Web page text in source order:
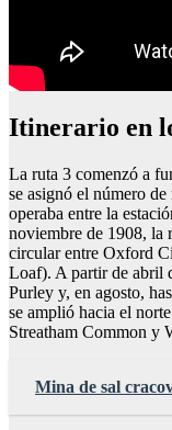
Itinerario en
La ruta 3 comenzó a
se asignó el número
operaba entre la
noviembre de 1908, la
circular entre Oxford
Loaf). A partir de abril
Purley y, en agosto,
se amplió hacia el
Streatham Common y
Mina de sal